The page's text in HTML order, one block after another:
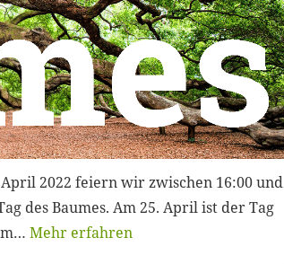
2022 feiern wir zwischen 16:00 und
des Baumes. Am 25. April ist der Tag
Mehr erfahren